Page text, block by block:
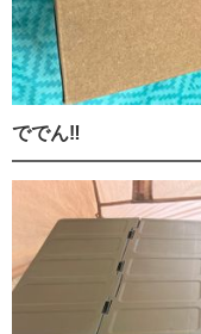
ででん‼︎